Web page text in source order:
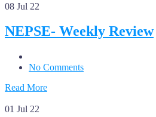
08 Jul 22
NEPSE- Weekly Review
No Comments
Read More
01 Jul 22